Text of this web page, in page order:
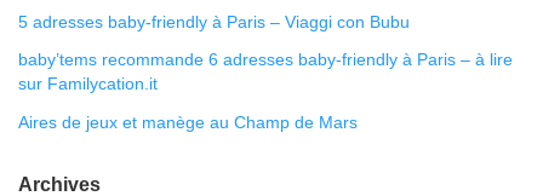
5 adresses baby-friendly à Paris – Viaggi con Bubu
baby’tems recommande 6 adresses baby-friendly à Paris – à lire
sur Familycation.it
Aires de jeux et manège au Champ de Mars
Archives